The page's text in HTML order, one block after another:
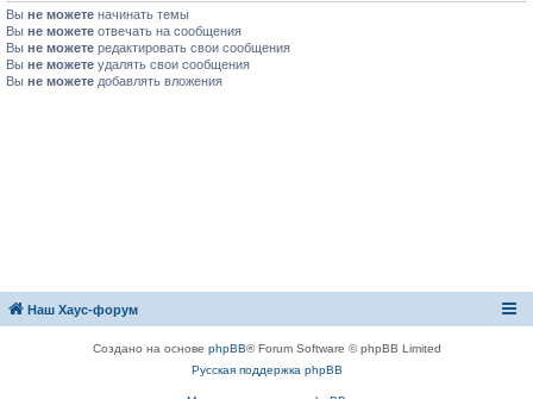
Вы не можете начинать темы
Вы не можете отвечать на сообщения
Вы не можете редактировать свои сообщения
Вы не можете удалять свои сообщения
Вы не можете добавлять вложения
Наш Хаус-форум
Создано на основе phpBB® Forum Software © phpBB Limited
Русская поддержка phpBB